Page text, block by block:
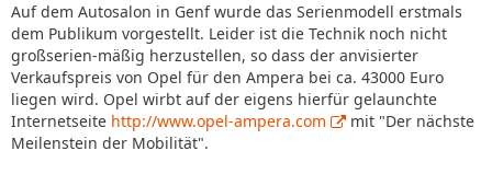
Auf dem Autosalon in Genf wurde das Serienmodell erstmals
dem Publikum vorgestellt. Leider ist die Technik noch nicht
großserien-mäßig herzustellen, so dass der anvisierter
Verkaufspreis von Opel für den Ampera bei ca. 43000 Euro
liegen wird. Opel wirbt auf der eigens hierfür gelaunchte
Internetseite http://www.opel-ampera.com
mit "Der nächste
Meilenstein der Mobilität".